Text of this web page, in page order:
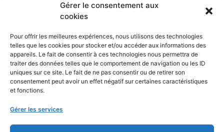
Gérer le consentement aux
cookies
Pour offrir les meilleures expériences, nous utilisons des technologies
telles que les cookies pour stocker et/ou accéder aux informations des
appareils. Le fait de consentir à ces technologies nous permettra de
traiter des données telles que le comportement de navigation ou les ID
uniques sur ce site. Le fait de ne pas consentir ou de retirer son
consentement peut avoir un effet négatif sur certaines caractéristiques
et fonctions.
Gérer les services
9 cours Foch, 13400 Aubagne
04 42 03 10 53